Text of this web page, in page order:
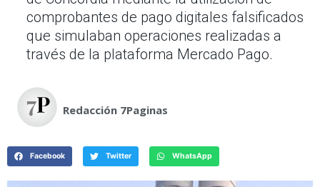
comprobantes de pago digitales falsificados
que simulaban operaciones realizadas a
través de la plataforma Mercado Pago.
Redacción 7Paginas
Facebook Twitter WhatsApp